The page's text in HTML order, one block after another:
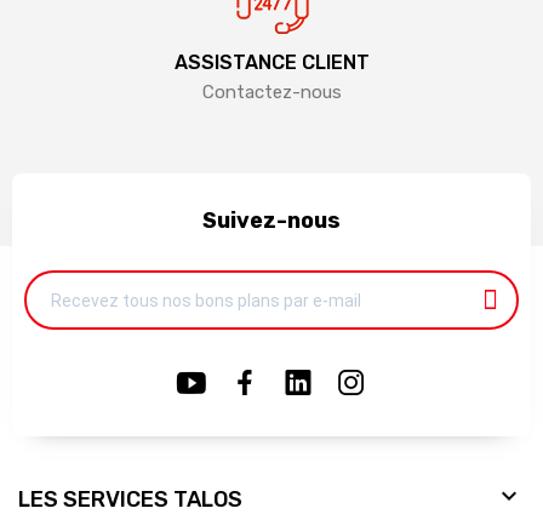
ASSISTANCE CLIENT
Contactez-nous
Suivez-nous
LES SERVICES TALOS 